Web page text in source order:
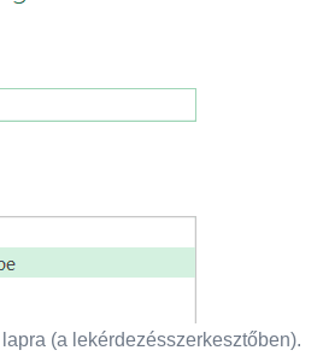
(a lekérdezésszerkesztőben).